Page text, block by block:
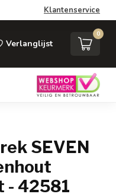
Klantenservice
Verlanglijst
0
SEVEN
- 42581